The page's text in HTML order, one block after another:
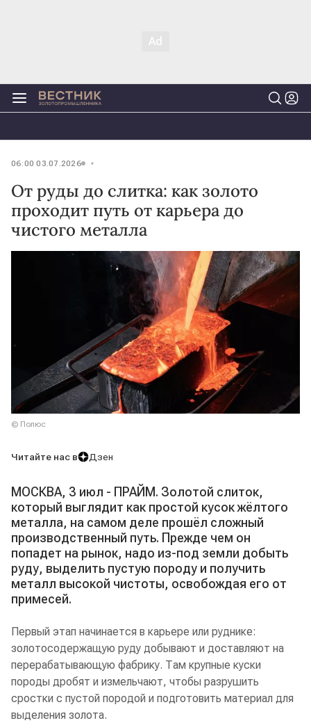
06:00 03.07.2026
От руды до слитка: как золото
проходит путь от карьера до
чистого металла
© Полюс
Читайте нас в Дзен
МОСКВА, 3 июл - ПРАЙМ. Золотой слиток,
который выглядит как простой кусок жёлтого
металла, на самом деле прошёл сложный
производственный путь. Прежде чем он
попадет на рынок, надо из-под земли добыть
руду, выделить пустую породу и получить
металл высокой чистоты, освобождая его от
примесей.
Первый этап начинается в карьере или руднике:
золотосодержащую руду добывают и доставляют на
перерабатывающую фабрику. Там крупные куски
породы дробят и измельчают, чтобы разрушить
сростки с пустой породой и подготовить материал для
выделения золота.